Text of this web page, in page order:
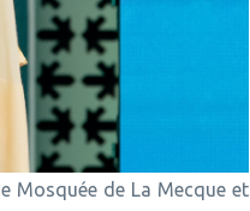
Mosquée de La Mecque et